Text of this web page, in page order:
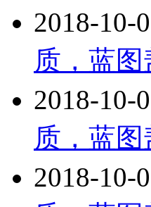
2018-10-
质，蓝
2018-10-
质，蓝
2018-10-